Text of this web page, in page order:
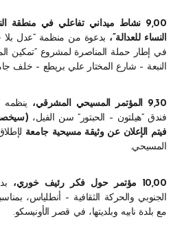
9,00 نشاط ميداني تفاعلي في
النساء للعدالة”، بدعوة من منظمة “عدل بلا
في إطار حملة المناصرة لمشروع “تمكين
النبعة – شارع المختار علي بريطع – خلف
9,30 المؤتمر المسيحي المشرقي،
ينظمه
فندق “هيلتون – الحبتور” سن الفيل،
فيتم الإعلان عن وثيقة مسيحية جامعة
المسيحي.
10,00 مؤتمر حول فكر رئيف خوري،
الجنوبي والحركة الثقافية – أنطلياس،
مع بلدة نابيه وبلديتها، في قصر الأونيسكو.